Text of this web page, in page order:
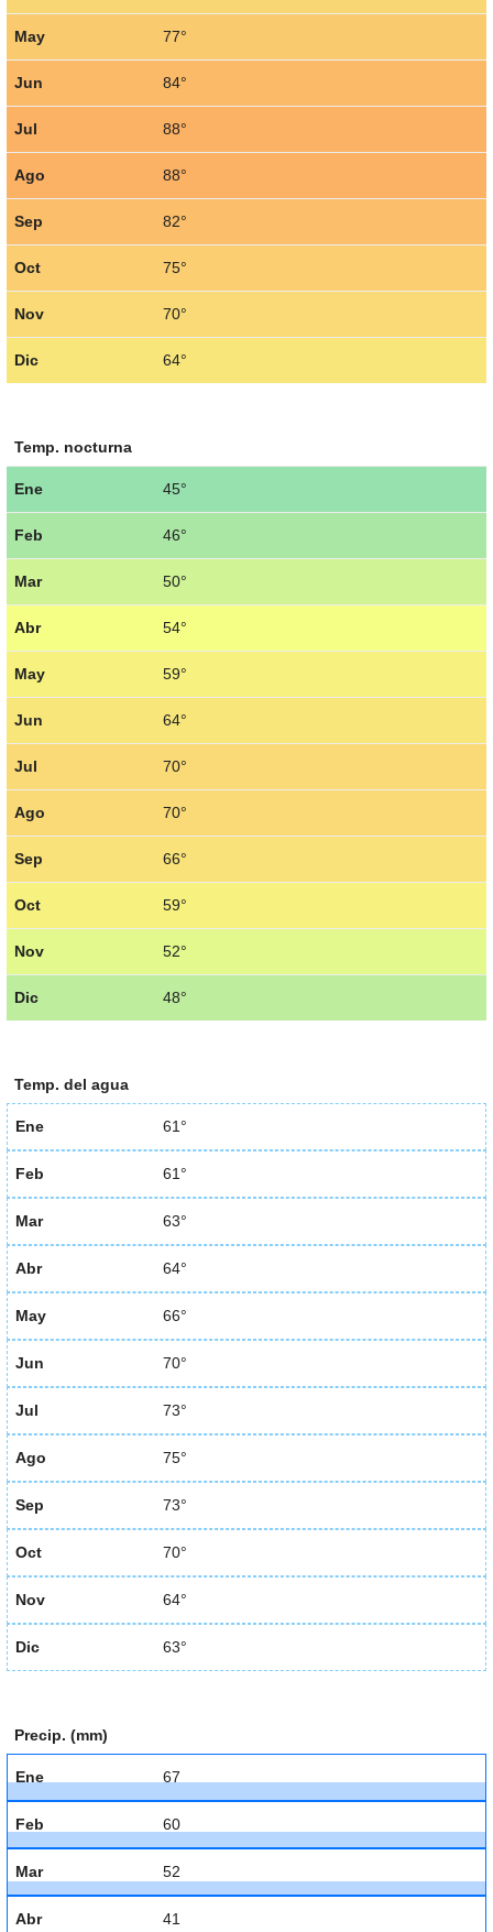
May 77°
Jun 84°
Jul 88°
Ago 88°
Sep 82°
Oct 75°
Nov 70°
Dic 64°
Temp. nocturna
Ene 45°
Feb 46°
Mar 50°
Abr 54°
May 59°
Jun 64°
Jul 70°
Ago 70°
Sep 66°
Oct 59°
Nov 52°
Dic 48°
Temp. del agua
Ene 61°
Feb 61°
Mar 63°
Abr 64°
May 66°
Jun 70°
Jul 73°
Ago 75°
Sep 73°
Oct 70°
Nov 64°
Dic 63°
Precip. (mm)
Ene 67
Feb 60
Mar 52
Abr 41